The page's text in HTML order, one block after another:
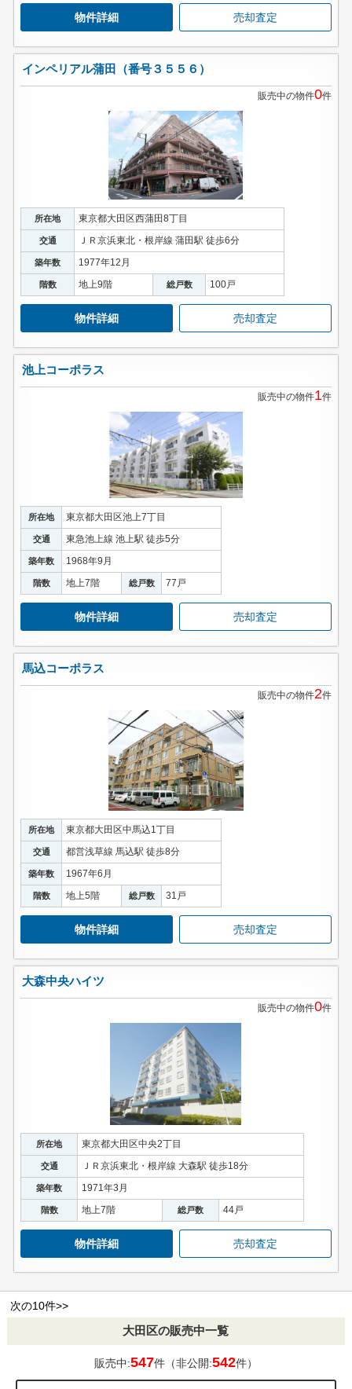
物件詳細 売却査定
インペリアル蒲田（番号３５５６）
販売中の物件0件
所在地 東京都大田区西蒲田8丁目
交通 ＪＲ京浜東北・根岸線 蒲田駅 徒歩6分
築年数 1977年12月
階数 地上9階 総戸数 100戸
物件詳細 売却査定
池上コーポラス
販売中の物件1件
所在地 東京都大田区池上7丁目
交通 東急池上線 池上駅 徒歩5分
築年数 1968年9月
階数 地上7階 総戸数 77戸
物件詳細 売却査定
馬込コーポラス
販売中の物件2件
所在地 東京都大田区中馬込1丁目
交通 都営浅草線 馬込駅 徒歩8分
築年数 1967年6月
階数 地上5階 総戸数 31戸
物件詳細 売却査定
大森中央ハイツ
販売中の物件0件
所在地 東京都大田区中央2丁目
交通 ＪＲ京浜東北・根岸線 大森駅 徒歩18分
築年数 1971年3月
階数 地上7階 総戸数 44戸
物件詳細 売却査定
次の10件>>
大田区の販売中一覧
販売中:547件（非公開:542件）